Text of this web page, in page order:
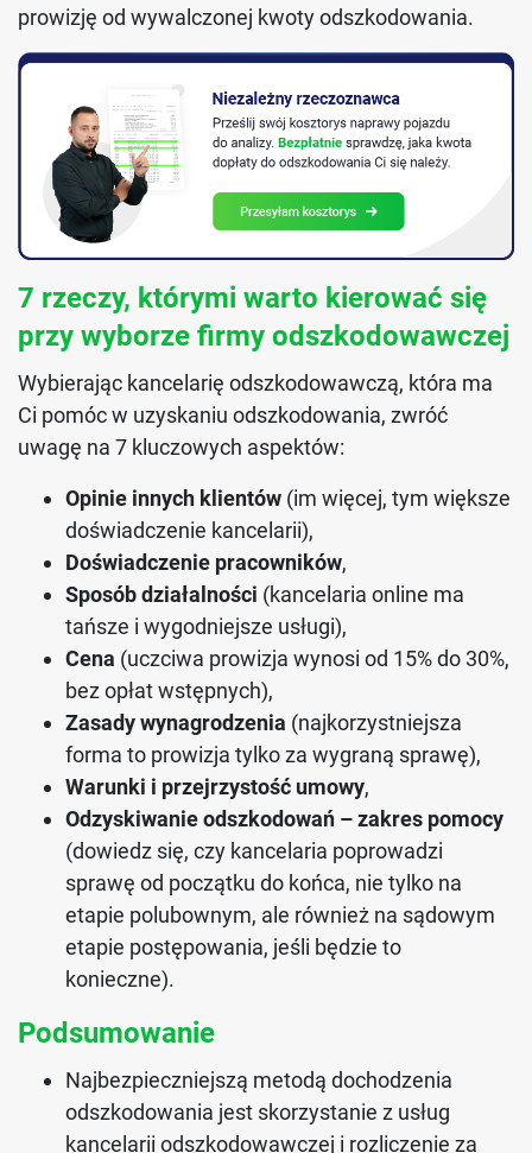
prowizję od wywalczonej kwoty odszkodowania.
7 rzeczy, którymi warto kierować się
przy wyborze firmy odszkodowawczej
Wybierając kancelarię odszkodowawczą, która ma
Ci pomóc w uzyskaniu odszkodowania, zwróć
uwagę na 7 kluczowych aspektów:
Opinie innych klientów (im więcej, tym większe
doświadczenie kancelarii),
Doświadczenie pracowników,
Sposób działalności (kancelaria online ma
tańsze i wygodniejsze usługi),
Cena (uczciwa prowizja wynosi od 15% do 30%,
bez opłat wstępnych),
Zasady wynagrodzenia (najkorzystniejsza
forma to prowizja tylko za wygraną sprawę),
Warunki i przejrzystość umowy,
Odzyskiwanie odszkodowań – zakres pomocy
(dowiedz się, czy kancelaria poprowadzi
sprawę od początku do końca, nie tylko na
etapie polubownym, ale również na sądowym
etapie postępowania, jeśli będzie to
konieczne).
Podsumowanie
Najbezpieczniejszą metodą dochodzenia
odszkodowania jest skorzystanie z usług
kancelarii odszkodowawczej i rozliczenie za